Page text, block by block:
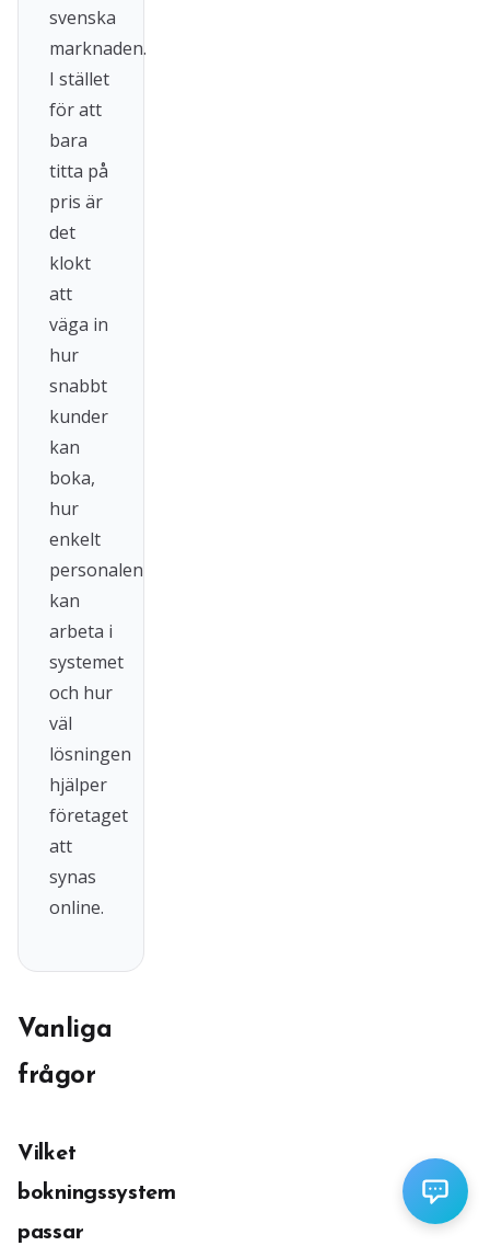
svenska
marknaden.
I stället
för att
bara
titta på
pris är
det
klokt
att
väga in
hur
snabbt
kunder
kan
boka,
hur
enkelt
personalen
kan
arbeta i
systemet
och hur
väl
lösningen
hjälper
företaget
att
synas
online.
Vanliga
frågor
Vilket
bokningssystem
passar